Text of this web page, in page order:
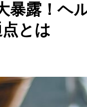
暴露！ヘ
とは